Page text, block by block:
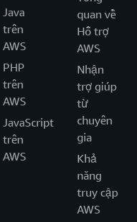
Java
trên
AWS
PHP
trên
AWS
JavaScript
trên
AWS
quan về
Hỗ trợ
AWS
Nhận
trợ giúp
từ
chuyên
gia
Khả
năng
truy cập
AWS